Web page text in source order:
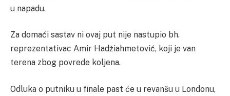
u napadu.
Za domaći sastav ni ovaj put nije nastupio bh.
reprezentativac Amir Hadžiahmetović, koji je van
terena zbog povrede koljena.
Odluka o putniku u finale past će u revanšu u Londonu,